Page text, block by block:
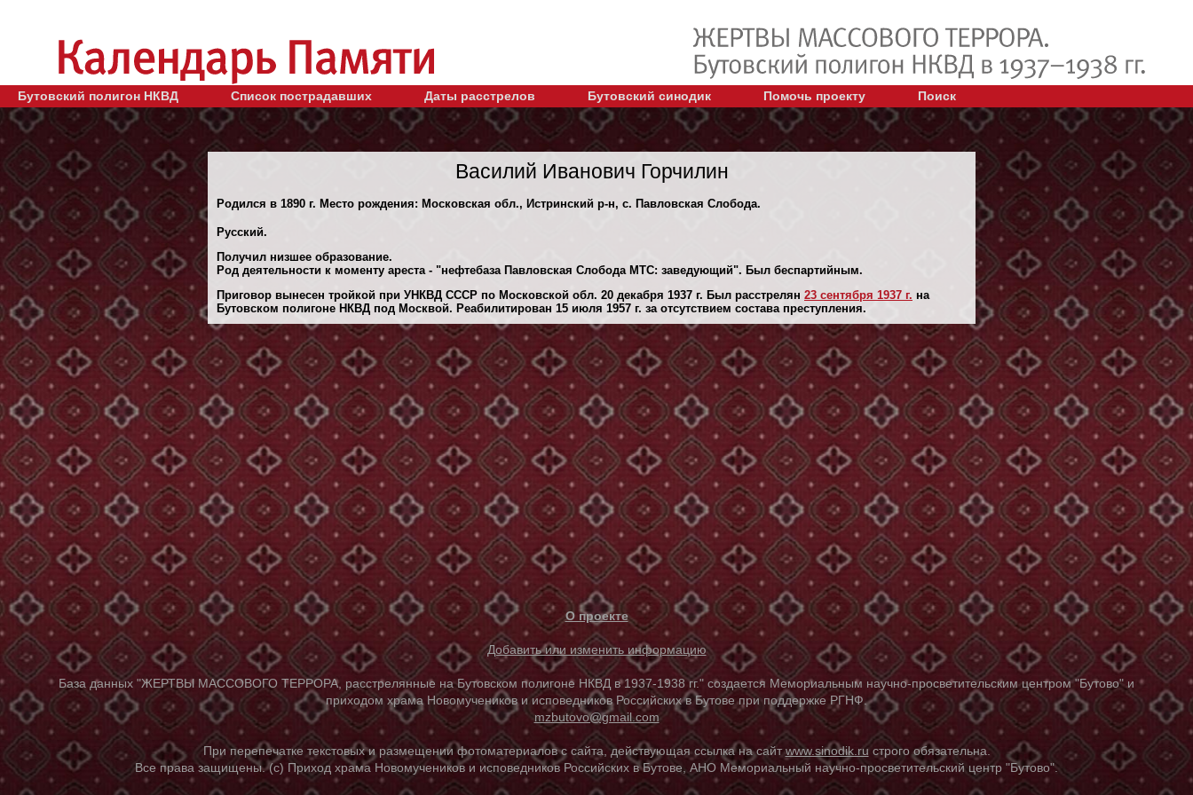
Бутовский полигон НКВД Список пострадавших Даты расстрелов Бутовский синодик Помочь проекту Поиск
Василий Иванович Горчилин
Родился в 1890 г. Место рождения: Московская обл., Истринский р-н, с. Павловская Слобода.
Русский.
Получил низшее образование.
Род деятельности к моменту ареста - "нефтебаза Павловская Слобода МТС: заведующий". Был беспартийным.
Приговор вынесен тройкой при УНКВД СССР по Московской обл. 20 декaбря 1937 г. Был расстрелян 23 сентября 1937 г. на
Бутовском полигоне НКВД под Москвой. Реабилитирован 15 июля 1957 г. за отсутствием состава преступления.
О проекте
Добавить или изменить информацию
База данных "ЖЕРТВЫ МАССОВОГО ТЕРРОРА, расстрелянные на Бутовском полигоне НКВД в 1937-1938 гг." создается Мемориальным научно-просветительским центром "Бутово" и
приходом храма Новомучеников и исповедников Российских в Бутове при поддержке РГНФ.
mzbutovo@gmail.com
При перепечатке текстовых и размещении фотоматериалов с сайта, действующая ссылка на сайтwww.sinodik.ru строго обязательна.
Все права защищены. (с) Приход храма Новомучеников и исповедников Российских в Бутове, АНО Мемориальный научно-просветительский центр "Бутово".